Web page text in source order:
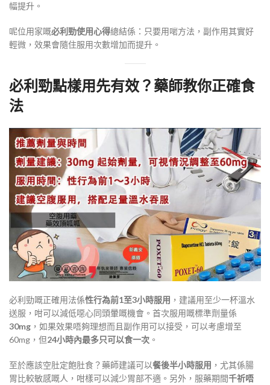
幅提升。
呢位用家嘅必利勁使用心得總結係：只要用啱方法，副作用其實好
輕微，效果會隨住服用次數增加而提升 。
必利勁點樣用先有效？藥師教你正確食
法
必利勁嘅正確用法係性行為前1至3小時服用 ，建議用至少一杯溫水
送服，咁可以減低噁心同頭暈嘅機會 。首次服用嘅標準劑量係
30mg ，如果效果唔夠理想而且副作用可以接受，可以考慮增至
60mg，但24小時內最多只可以食一次 。
至於應該空肚定飽肚食？藥師建議可以餐後半小時服用 ，尤其係腸
胃比較敏感嘅人，咁樣可以減少胃部不適 。另外，服藥期間千祈唔